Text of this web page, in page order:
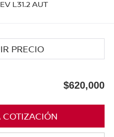
L31.2 AUT
$620,000